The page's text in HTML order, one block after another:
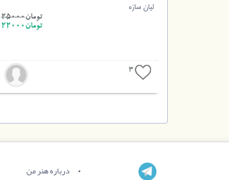
لیان سازه
تومان25000
تومان22000
3
درباره هنر من